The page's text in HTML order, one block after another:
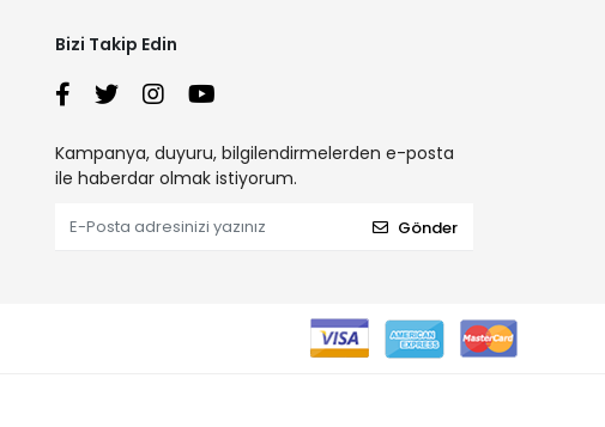
Bizi Takip Edin
Kampanya, duyuru, bilgilendirmelerden e-posta
ile haberdar olmak istiyorum.
Gönder